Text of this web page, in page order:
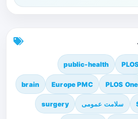
public-health
PLOS One
Europe PMC
brain
سلامت عمومی surgery